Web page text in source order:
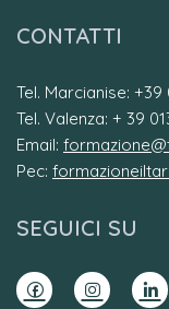
CONTATTI
Tel. Marcianise: +39
Tel. Valenza: + 39
Email:
Pec:
SEGUICI SU